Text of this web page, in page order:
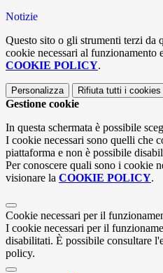
Notizie
Questo sito o gli strumenti terzi da
cookie necessari al
COOKIE POLICY.
Personalizza Rifiuta tutti i cookies
Gestione cookie
In questa schermata è possibile
I cookie necessari sono quelli che
piattaforma e non è possibile
Per conoscere quali sono i cookie
visionare la COOKIE POLICY.
Cookie necessari per il
I cookie necessari per il
disabilitati. È possibile consultare
policy.